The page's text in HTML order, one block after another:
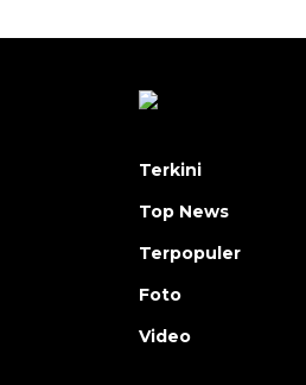
Terkini
Top News
Terpopuler
Foto
Video